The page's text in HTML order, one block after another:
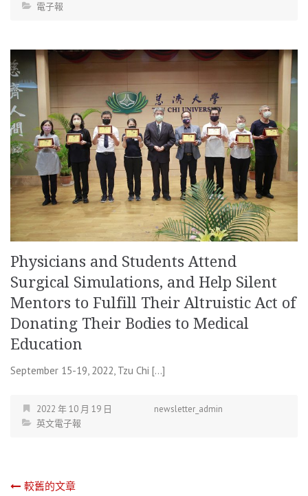
電子報
Physicians and Students Attend
Surgical Simulations, and Help Silent
Mentors to Fulfill Their Altruistic Act of
Donating Their Bodies to Medical
Education
September 15-19, 2022, Tzu Chi […]
2022 年 10 月 19 日
newsletter_admin
英文電子報
較舊的文章